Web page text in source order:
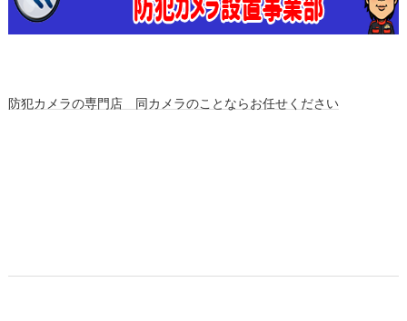
防犯カメラの専門店 同カメラのことならお任せください